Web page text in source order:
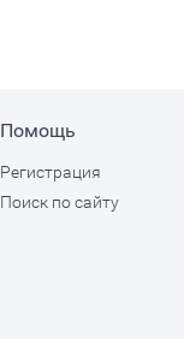
Помощь
Регистрация
Поиск по сайту